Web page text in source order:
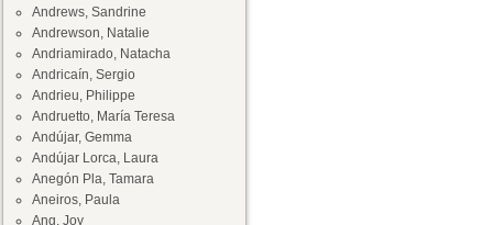
Andrews, Sandrine
Andrewson, Natalie
Andriamirado, Natacha
Andricaín, Sergio
Andrieu, Philippe
Andruetto, María Teresa
Andújar, Gemma
Andújar Lorca, Laura
Anegón Pla, Tamara
Aneiros, Paula
Ang, Joy